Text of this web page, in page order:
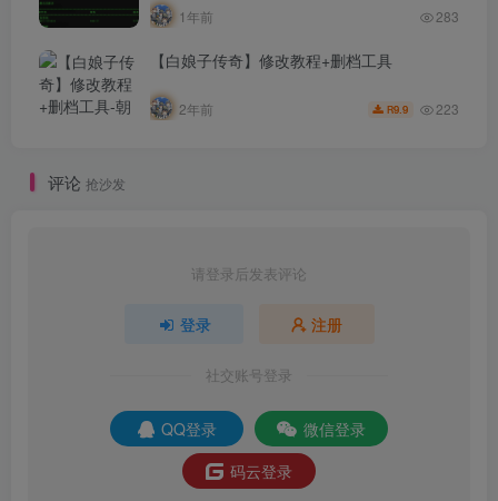
1年前 283
【白娘子传奇】修改教程+删档工具
2年前 R9.9 223
评论 抢沙发
请登录后发表评论
登录 注册
社交账号登录
QQ登录
微信登录
码云登录